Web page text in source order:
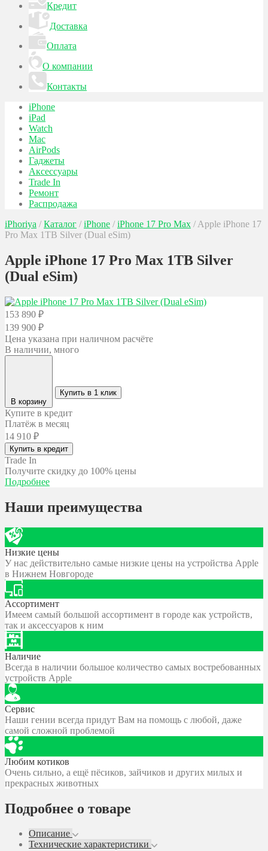
Кредит
Доставка
Оплата
О компании
Контакты
iPhone
iPad
Watch
Mac
AirPods
Гаджеты
Аксессуары
Trade In
Ремонт
Распродажа
iPhoriya / Каталог / iPhone / iPhone 17 Pro Max / Apple iPhone 17
Pro Max 1TB Silver (Dual eSim)
Apple iPhone 17 Pro Max 1TB Silver
(Dual eSim)
153 890 ₽
139 900 ₽
Цена указана при наличном расчёте
В наличии, много
В корзину
Купить в 1 клик
Купите в кредит
Платёж в месяц
14 910 ₽
Купить в кредит
Trade In
Получите скидку до 100% цены
Подробнее
Наши преимущества
Низкие цены
У нас действительно самые низкие цены на устройства Apple
в Нижнем Новгороде
Ассортимент
Имеем самый большой ассортимент в городе как устройств,
так и аксессуаров к ним
Наличие
Всегда в наличии большое количество самых востребованных
устройств Apple
Сервис
Наши гении всегда придут Вам на помощь с любой, даже
самой сложной проблемой
Любим котиков
Очень сильно, а ещё пёсиков, зайчиков и других милых и
прекрасных животных
Подробнее о товаре
Описание
Технические характеристики